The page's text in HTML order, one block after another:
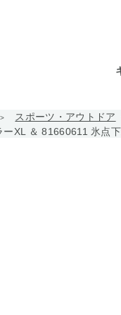
スポーツ・アウトドア
XL ＆ 81660611 氷点